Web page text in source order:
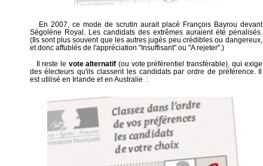
En 2007, ce mode de scrutin aurait placé François Bayrou devant
Ségolène Royal. Les candidats des extrêmes auraient été pénalisés.
(Ils sont plus souvent que les autres jugés peu crédibles ou dangereux,
et donc affublés de l'appréciation "Insuffisant" ou "A rejeter".)
Il reste le vote alternatif (ou vote préférentiel transférable), qui exige
des électeurs qu'ils classent les candidats par ordre de préférence. Il
est utilisé en Irlande et en Australie :